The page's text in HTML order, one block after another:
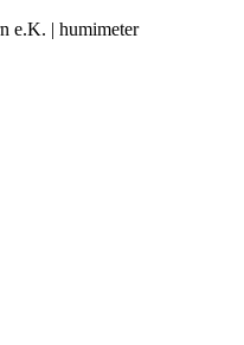
e.K. | humimeter